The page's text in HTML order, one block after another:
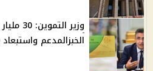
وزير
الخبزالمدعم واستبعاد 850 ألف غير مستحق